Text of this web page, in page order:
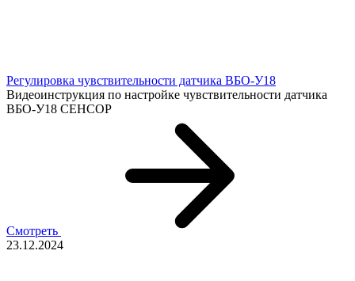
Регулировка чувствительности датчика ВБО-У18
Видеоинструкция по настройке чувствительности датчика
ВБО-У18 СЕНСОР
Смотреть
23.12.2024